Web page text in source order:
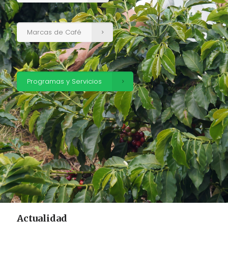
Marcas de Café
Programas y Servicios
Actualidad